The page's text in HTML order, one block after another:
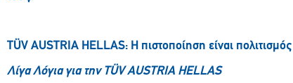
TÜV AUSTRIA HELLAS: Η πιστοποίηση είναι πολιτισμός
Λίγα Λόγια για την TÜV AUSTRIA HELLAS